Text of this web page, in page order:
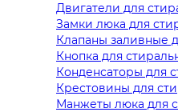
Двигатели для
Замки люка для
Клапаны заливные
Кнопка для
Конденсаторы для
Крестовины для
Манжеты люка для